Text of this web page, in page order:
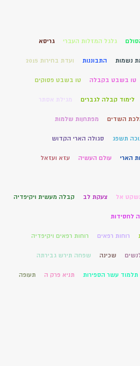
גלגל המזלות העברי גריסא
נשמות התבוננות ועדת בחירות 2015
טו בשבט בקבלה טו בשבט פסוקים
לימוד קבלה לגברים מגילת אסתר
השדים מפתחןות שלמות
תשפג סגולה הארי הקדוש
הארי עולם העשיה עזא ועזאל
אל צעקת לב קבלה מעשית ויקיפדיה
לחסידות
רוחות רפאים רוחות רפאים ויקיפדיה
שכינה שפחה תירש גבירתה
תלמוד עשר הספירות תניא פרק ה תעופה